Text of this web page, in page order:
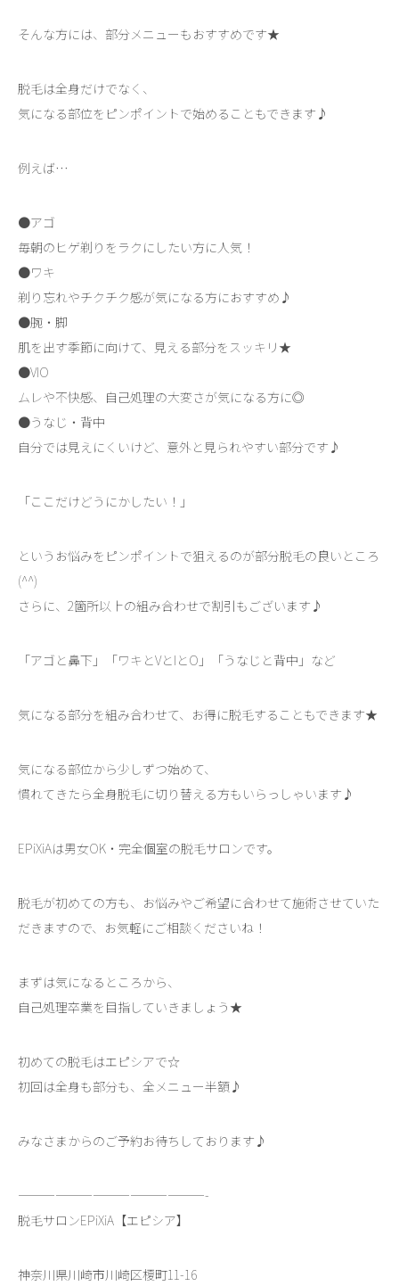
そんな方には、部分メニューもおすすめです★
脱毛は全身だけでなく、
気になる部位をピンポイントで始めることもできます♪
例えば…
●アゴ
毎朝のヒゲ剃りをラクにしたい方に人気！
●ワキ
剃り忘れやチクチク感が気になる方におすすめ♪
●腕・脚
肌を出す季節に向けて、見える部分をスッキリ★
●VIO
ムレや不快感、自己処理の大変さが気になる方に◎
●うなじ・背中
自分では見えにくいけど、意外と見られやすい部分です♪
「ここだけどうにかしたい！」
というお悩みをピンポイントで狙えるのが部分脱毛の良いところ
(^^)
さらに、2箇所以上の組み合わせで割引もございます♪
「アゴと鼻下」「ワキとVとIとO」「うなじと背中」など
気になる部分を組み合わせて、お得に脱毛することもできます★
気になる部位から少しずつ始めて、
慣れてきたら全身脱毛に切り替える方もいらっしゃいます♪
EPiXiAは男女OK・完全個室の脱毛サロンです。
脱毛が初めての方も、お悩みやご希望に合わせて施術させていた
だきますので、お気軽にご相談くださいね！
まずは気になるところから、
自己処理卒業を目指していきましょう★
初めての脱毛はエピシアで☆
初回は全身も部分も、全メニュー半額♪
みなさまからのご予約お待ちしております♪
———————————————-
脱毛サロンEPiXiA【エピシア】
神奈川県川崎市川崎区榎町11-16